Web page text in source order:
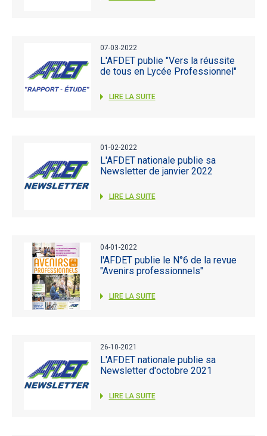
07-03-2022
L'AFDET publie "Vers la réussite
de tous en Lycée Professionnel"
LIRE LA SUITE
01-02-2022
L'AFDET nationale publie sa
Newsletter de janvier 2022
LIRE LA SUITE
04-01-2022
l'AFDET publie le N°6 de la revue
"Avenirs professionnels"
LIRE LA SUITE
26-10-2021
L'AFDET nationale publie sa
Newsletter d'octobre 2021
LIRE LA SUITE